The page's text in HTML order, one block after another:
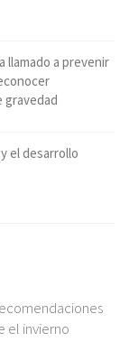
llamado a prevenir
gravedad
el desarrollo
el invierno